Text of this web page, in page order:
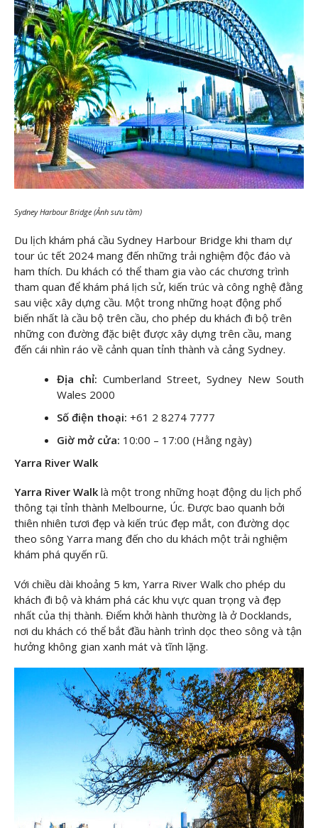
Sydney Harbour Bridge (Ảnh sưu tầm)
Du lịch khám phá cầu Sydney Harbour Bridge khi tham dự
tour úc tết 2024 mang đến những trải nghiệm độc đáo và
ham thích. Du khách có thể tham gia vào các chương trình
tham quan để khám phá lịch sử, kiến trúc và công nghệ đằng
sau việc xây dựng cầu. Một trong những hoạt động phổ
biến nhất là cầu bộ trên cầu, cho phép du khách đi bộ trên
những con đường đặc biệt được xây dựng trên cầu, mang
đến cái nhìn ráo về cảnh quan tỉnh thành và cảng Sydney.
Địa chỉ: Cumberland Street, Sydney New South
Wales 2000
Số điện thoại: +61 2 8274 7777
Giờ mở cửa: 10:00 – 17:00 (Hằng ngày)
Yarra River Walk
Yarra River Walk là một trong những hoạt động du lịch phổ
thông tại tỉnh thành Melbourne, Úc. Được bao quanh bởi
thiên nhiên tươi đẹp và kiến trúc đẹp mắt, con đường dọc
theo sông Yarra mang đến cho du khách một trải nghiệm
khám phá quyến rũ.
Với chiều dài khoảng 5 km, Yarra River Walk cho phép du
khách đi bộ và khám phá các khu vực quan trọng và đẹp
nhất của thị thành. Điểm khởi hành thường là ở Docklands,
nơi du khách có thể bắt đầu hành trình dọc theo sông và tận
hưởng không gian xanh mát và tĩnh lặng.